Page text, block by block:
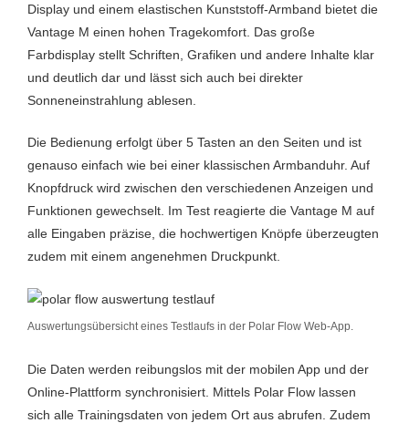
Display und einem elastischen Kunststoff-Armband bietet die
Vantage M einen hohen Tragekomfort. Das große
Farbdisplay stellt Schriften, Grafiken und andere Inhalte klar
und deutlich dar und lässt sich auch bei direkter
Sonneneinstrahlung ablesen.
Die Bedienung erfolgt über 5 Tasten an den Seiten und ist
genauso einfach wie bei einer klassischen Armbanduhr. Auf
Knopfdruck wird zwischen den verschiedenen Anzeigen und
Funktionen gewechselt. Im Test reagierte die Vantage M auf
alle Eingaben präzise, die hochwertigen Knöpfe überzeugten
zudem mit einem angenehmen Druckpunkt.
Auswertungsübersicht eines Testlaufs in der Polar Flow Web-App.
Die Daten werden reibungslos mit der mobilen App und der
Online-Plattform synchronisiert. Mittels Polar Flow lassen
sich alle Trainingsdaten von jedem Ort aus abrufen. Zudem